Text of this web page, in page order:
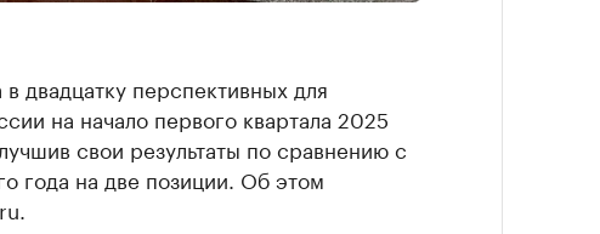
двадцатку перспективных для
на начало первого квартала 2025
свои результаты по сравнению с
года на две позиции. Об этом